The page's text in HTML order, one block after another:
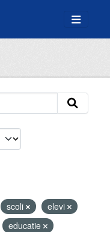
scoli
elevi
educatie